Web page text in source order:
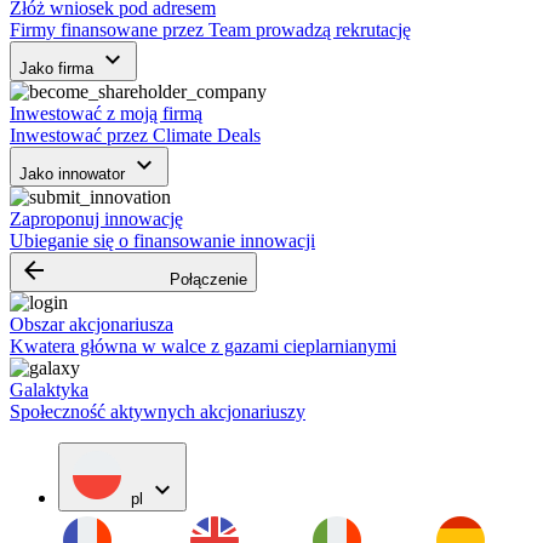
Złóż wniosek pod adresem
Firmy finansowane przez Team prowadzą rekrutację
Jako firma keyboard_arrow_down
Inwestować z moją firmą
Inwestować przez Climate Deals
Jako innowator keyboard_arrow_down
Zaproponuj innowację
Ubieganie się o finansowanie innowacji
arrow_backward Połączenie
Obszar akcjonariusza
Kwatera główna w walce z gazami cieplarnianymi
Galaktyka
Społeczność aktywnych akcjonariuszy
pl expand_more